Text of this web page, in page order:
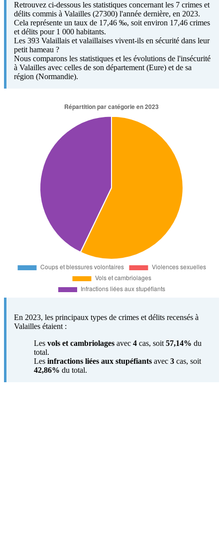
Retrouvez ci-dessous les statistiques concernant les 7 crimes et
délits commis à Valailles (27300) l'année dernière, en 2023.
Cela représente un taux de 17,46 ‰, soit environ 17,46 crimes
et délits pour 1 000 habitants.
Les 393 Valaillais et valaillaises vivent-ils en sécurité dans leur
petit hameau ?
Nous comparons les statistiques et les évolutions de l'insécurité
à Valailles avec celles de son département (Eure) et de sa
région (Normandie).
En 2023, les principaux types de crimes et délits recensés à
Valailles étaient :
Les vols et cambriolages avec 4 cas, soit 57,14% du
total.
Les infractions liées aux stupéfiants avec 3 cas, soit
42,86% du total.